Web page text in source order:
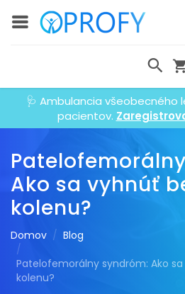
🩺 Ambulancia všeobecného
pacientov.
Ako sa vyhnúť
kolenu?
Domov
Blog
Patelofemorálny syndróm: Ako
kolenu?